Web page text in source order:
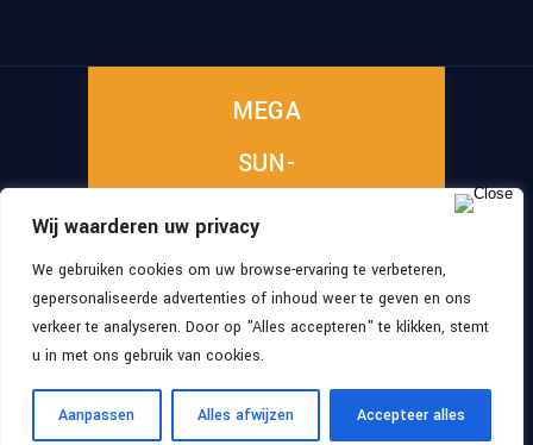
Wij waarderen uw privacy
We gebruiken cookies om uw browse-ervaring te verbeteren,
gepersonaliseerde advertenties of inhoud weer te geven en ons
verkeer te analyseren. Door op "Alles accepteren" te klikken, stemt
u in met ons gebruik van cookies.
Aanpassen Alles afwijzen Accepteer alles
MEGA
SUN-
SOLAR
©2026 MEGA SUN SOLAR, All Rights
Reserved